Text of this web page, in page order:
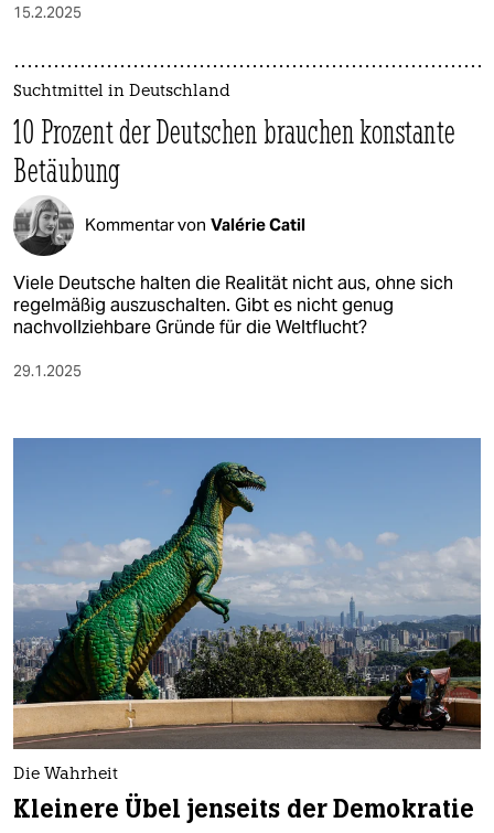
15.2.2025
Suchtmittel in Deutschland
10 Prozent der Deutschen brauchen konstante
Betäubung
Kommentar von Valérie Catil
Viele Deutsche halten die Realität nicht aus, ohne sich
regelmäßig auszuschalten. Gibt es nicht genug
nachvollziehbare Gründe für die Weltflucht?
29.1.2025
Die Wahrheit
Kleinere Übel jenseits der Demokratie